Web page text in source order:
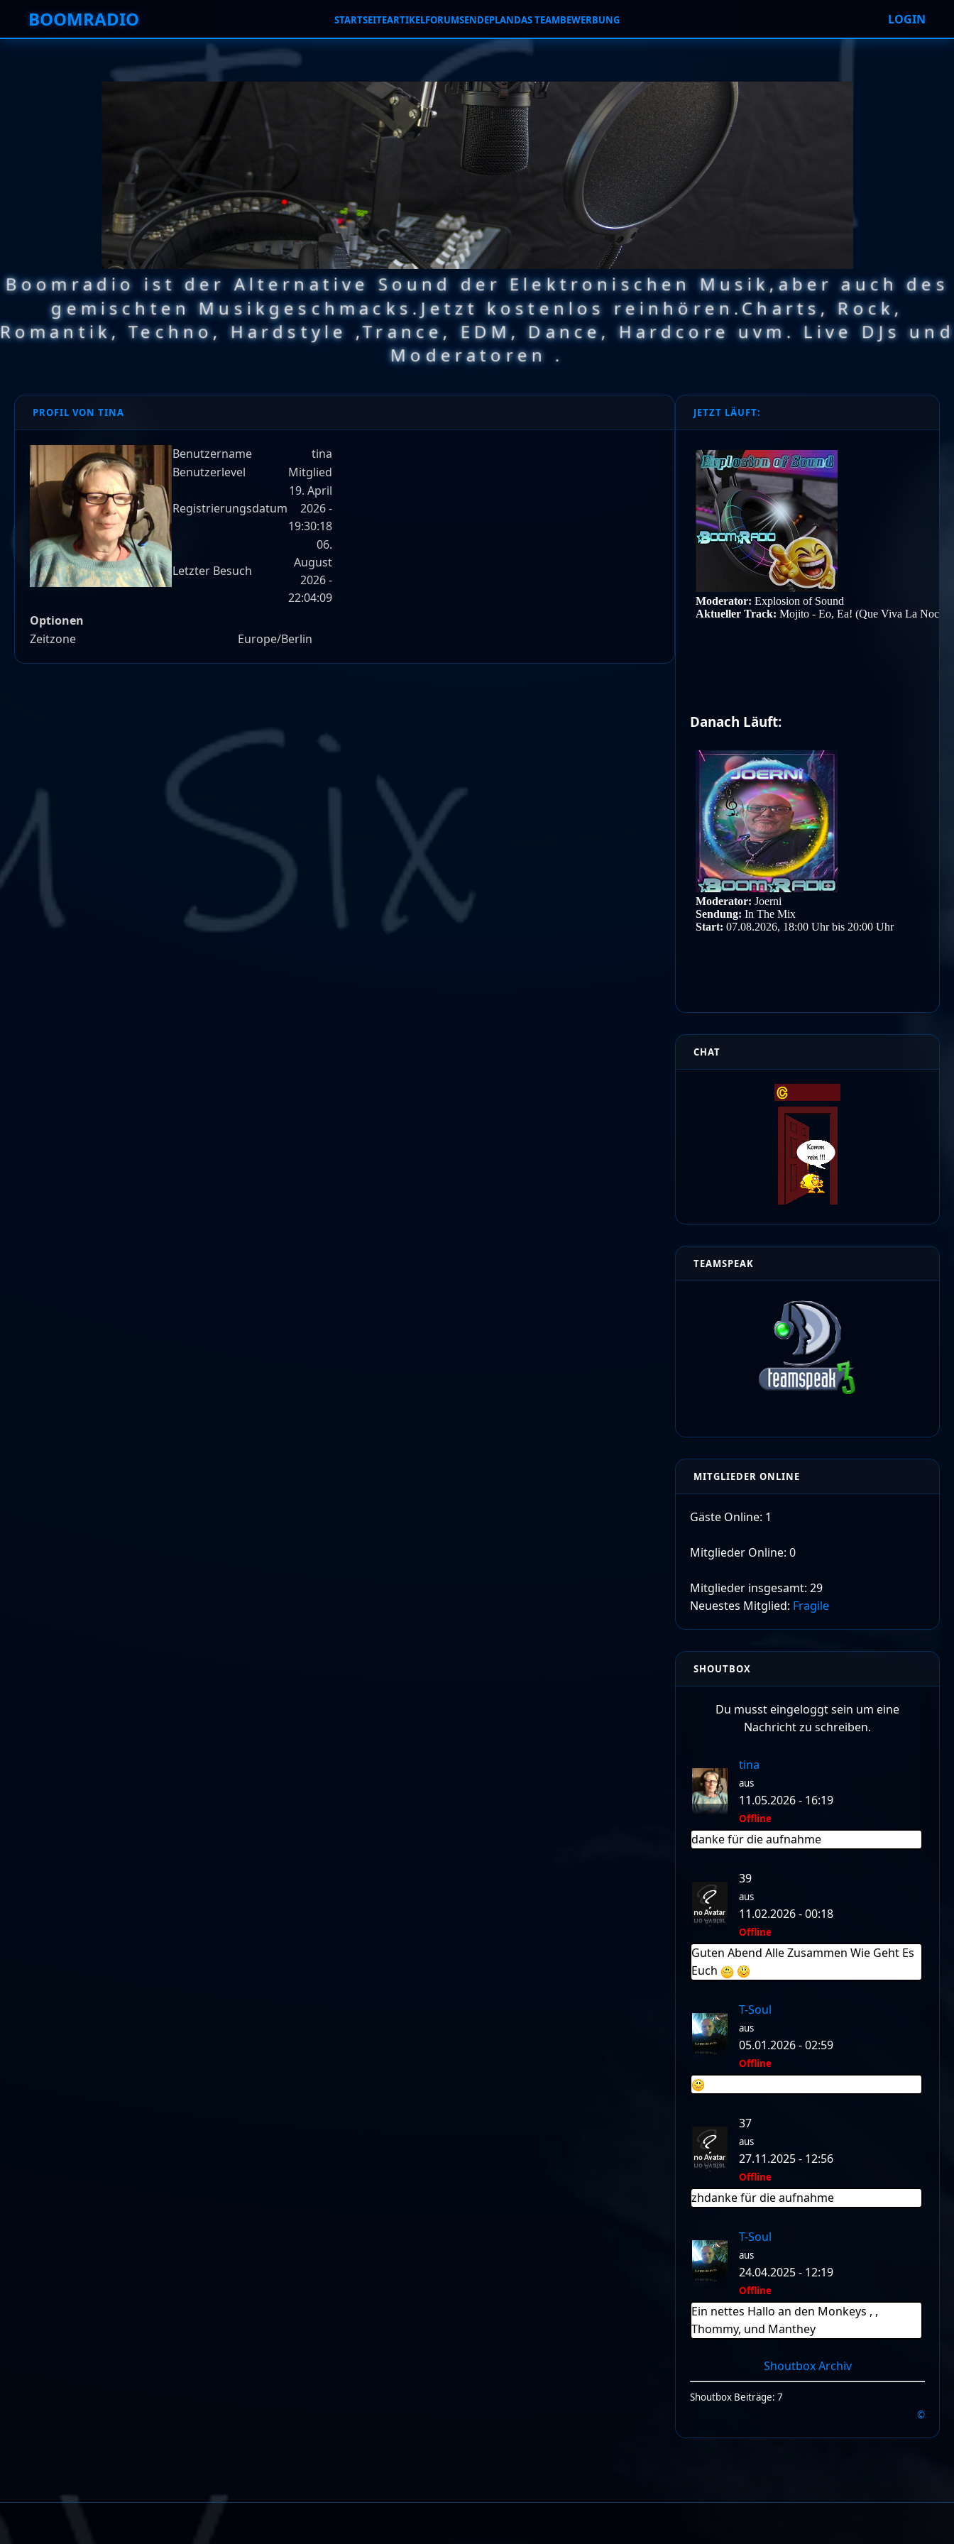
BOOMRADIO STARTSEITEARTIKELFORUMSENDEPLANDAS TEAMBEWERBUNG LOGIN
Boomradio ist der Alternative Sound der Elektronischen Musik,aber auch des
gemischten Musikgeschmacks.Jetzt kostenlos reinhören.Charts, Rock,
Techno, Hardstyle ,Trance, EDM, Dance, Hardcore uvm. Live DJs
Moderatoren .
PROFIL VON TINA
Benutzername
tina
Benutzerlevel
Mitglied
Registrierungsdatum
19. April
2026 -
19:30:18
Letzter Besuch
06.
August
2026 -
22:04:09
Optionen
Zeitzone
Europe/Berlin
JETZT LÄUFT:
Danach Läuft:
CHAT
TEAMSPEAK
MITGLIEDER ONLINE
Gäste Online: 1
Mitglieder Online: 0
Mitglieder insgesamt: 29
Neuestes Mitglied: Fragile
SHOUTBOX
Du musst eingeloggt sein um eine
Nachricht zu schreiben.
tina
aus
11.05.2026 - 16:19
Offline
danke für die aufnahme
39
aus
11.02.2026 - 00:18
Offline
Guten Abend Alle Zusammen Wie Geht Es
Euch
T-Soul
aus
05.01.2026 - 02:59
Offline
37
aus
27.11.2025 - 12:56
Offline
zhdanke für die aufnahme
T-Soul
aus
24.04.2025 - 12:19
Offline
Ein nettes Hallo an den Monkeys , ,
Thommy, und Manthey
Shoutbox Archiv
Shoutbox Beiträge: 7
©